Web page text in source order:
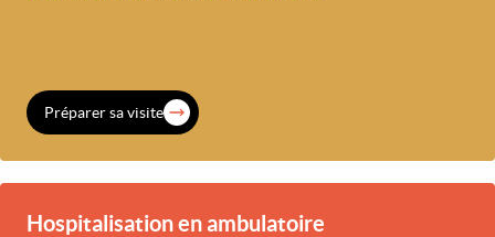
Préparer sa visite
Hospitalisation en ambulatoire